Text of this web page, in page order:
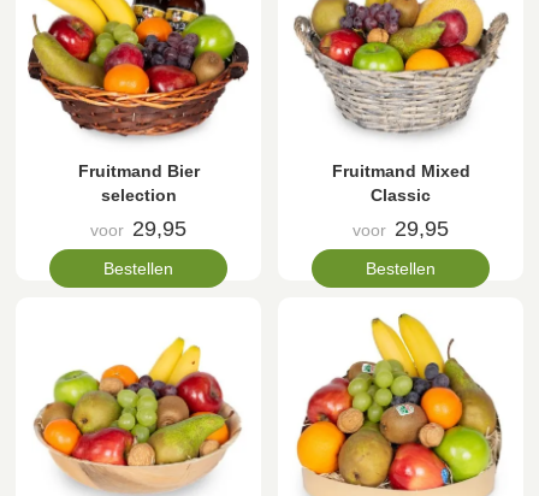
Fruitmand Bier
selection
voor 29,95
Bestellen
Fruitmand Mixed
Classic
voor 29,95
Bestellen